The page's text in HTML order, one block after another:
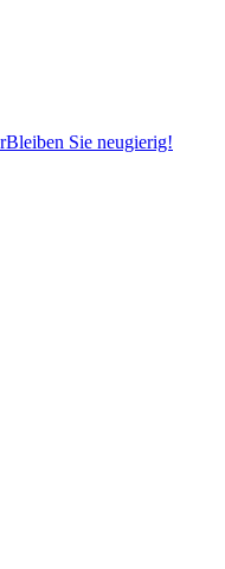
Bleiben Sie neugierig!